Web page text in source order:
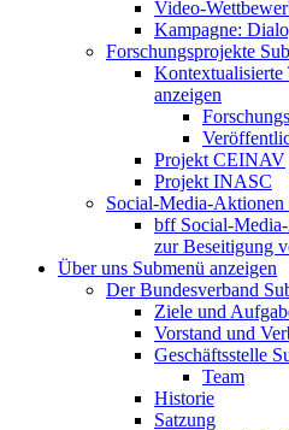
Video-
Kampagne:
Forschungsprojekte
Kontextualisierte
anzeigen
Projekt CEINAV
Projekt INASC
Social-Media-Aktionen
bff Social-
zur Beseitigung
Über uns Submenü anzeigen
Der Bundesverband
Ziele und
Vorstand und
Geschäftsstelle
Team
Historie
Satzung